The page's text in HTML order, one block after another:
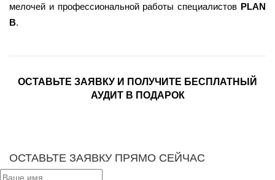
мелочей и профессиональной работы специалистов PLAN
B.
ОСТАВЬТЕ ЗАЯВКУ И ПОЛУЧИТЕ БЕСПЛАТНЫЙ
АУДИТ В ПОДАРОК
ОСТАВЬТЕ ЗАЯВКУ ПРЯМО СЕЙЧАС